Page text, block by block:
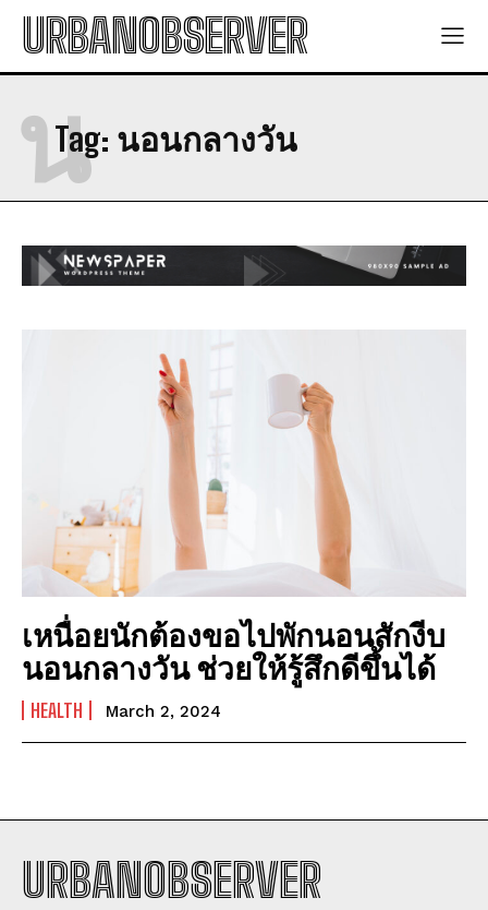
URBANOBSERVER
Tag: นอนกลางวัน
น
เหนื่อยนักต้องขอไปพักนอนสักงีบ
นอนกลางวัน ช่วยให้รู้สึกดีขึ้นได้
HEALTH March 2, 2024
URBANOBSERVER